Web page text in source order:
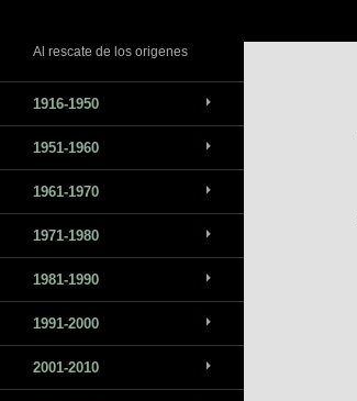
Al rescate de los origenes
1916-1950
1951-1960
1961-1970
1971-1980
1981-1990
1991-2000
2001-2010